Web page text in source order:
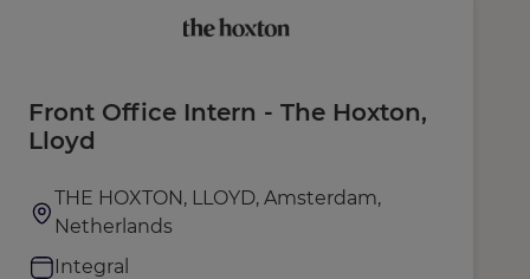
Front Office Intern - The Hoxton,
Lloyd
THE HOXTON, LLOYD, Amsterdam,
Netherlands
Integral